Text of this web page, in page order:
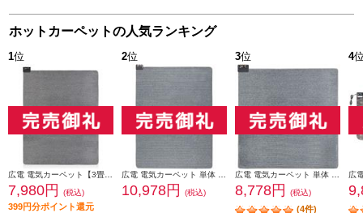
ホットカーペットの人気ランキング
1位
7,980円 (税込)
399円分ポイント還元
2位
10,978円 (税込)
3位
8,778円 (税込)
(4件)
4